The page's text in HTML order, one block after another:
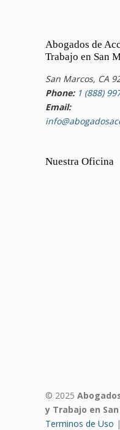
Abogados de
Trabajo en San
San Marcos, CA
Phone: 1 (888)
Email:
Nuestra Oficina
© 2025
y Trabajo en
Terminos de Uso |